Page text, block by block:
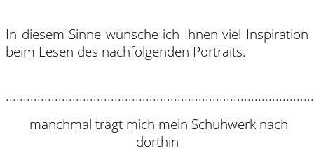
In diesem Sinne wünsche ich Ihnen viel Inspiration
beim Lesen des nachfolgenden Portraits.
manchmal trägt mich mein Schuhwerk nach
dorthin